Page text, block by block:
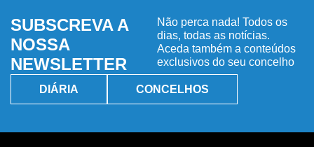
SUBSCREVA A
NOSSA
NEWSLETTER
Não perca nada! Todos os
dias, todas as notícias.
Aceda também a conteúdos
exclusivos do seu concelho
DIÁRIA CONCELHOS